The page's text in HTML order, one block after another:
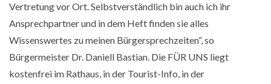
Vertretung vor Ort. Selbstverständlich bin auch ich ihr
Ansprechpartner und in dem Heft finden sie alles
Wissenswertes zu meinen Bürgersprechzeiten“, so
Bürgermeister Dr. Daniell Bastian. Die FÜR UNS liegt
kostenfrei im Rathaus, in der Tourist-Info, in der